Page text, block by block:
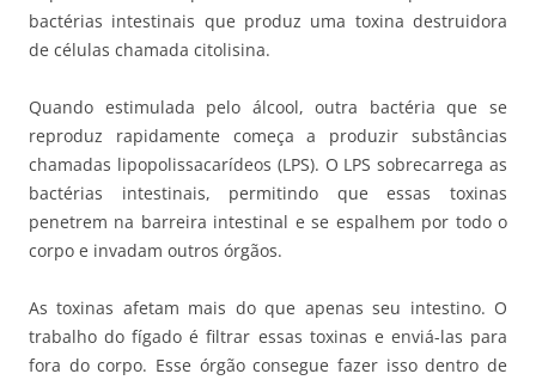
bactérias intestinais que produz uma toxina destruidora
de células chamada citolisina.
Quando estimulada pelo álcool, outra bactéria que se
reproduz rapidamente começa a produzir substâncias
chamadas lipopolissacarídeos (LPS). O LPS sobrecarrega as
bactérias intestinais, permitindo que essas toxinas
penetrem na barreira intestinal e se espalhem por todo o
corpo e invadam outros órgãos.
As toxinas afetam mais do que apenas seu intestino. O
trabalho do fígado é filtrar essas toxinas e enviá-las para
fora do corpo. Esse órgão consegue fazer isso dentro de